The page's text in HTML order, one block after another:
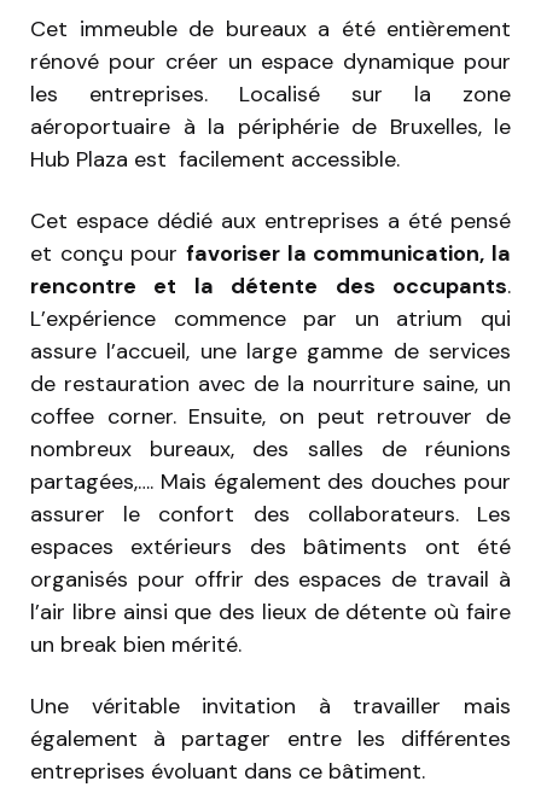
Cet immeuble de bureaux a été entièrement
rénové pour créer un espace dynamique pour
les entreprises. Localisé sur la zone
aéroportuaire à la périphérie de Bruxelles, le
Hub Plaza est facilement accessible.
Cet espace dédié aux entreprises a été pensé
et conçu pour favoriser la communication, la
rencontre et la détente des occupants.
L’expérience commence par un atrium qui
assure l’accueil, une large gamme de services
de restauration avec de la nourriture saine, un
coffee corner. Ensuite, on peut retrouver de
nombreux bureaux, des salles de réunions
partagées,…. Mais également des douches pour
assurer le confort des collaborateurs. Les
espaces extérieurs des bâtiments ont été
organisés pour offrir des espaces de travail à
l’air libre ainsi que des lieux de détente où faire
un break bien mérité.
Une véritable invitation à travailler mais
également à partager entre les différentes
entreprises évoluant dans ce bâtiment.